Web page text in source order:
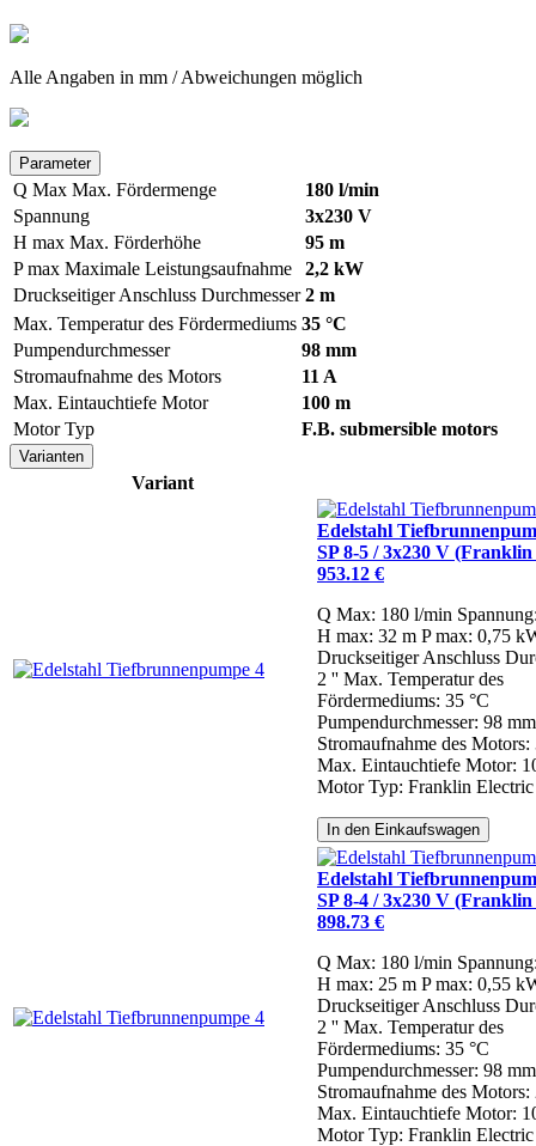
Alle Angaben in mm / Abweichungen möglich
Parameter
Q Max Max. Fördermenge
180 l/min
Spannung
3x230 V
H max Max. Förderhöhe
95 m
P max Maximale Leistungsaufnahme
2,2 kW
Druckseitiger Anschluss Durchmesser 2 m
Max. Temperatur des Fördermediums 35 °C
Pumpendurchmesser
98 mm
Stromaufnahme des Motors
11 A
Max. Eintauchtiefe Motor
100 m
Motor Typ
F.B. submersible motors
Varianten
Variant
Edelstahl
SP 8-5 / 3x230 V
953.12 €
Q Max: 180 l/min
H max: 32 m P max: 0,75
Druckseitiger Anschluss
2 '' Max. Temperatur des
Fördermediums: 35 °C
Pumpendurchmesser: 98 mm
Stromaufnahme des Motors:
Max. Eintauchtiefe Motor:
Motor Typ: Franklin Electric
In den Einkaufswagen
Edelstahl
SP 8-4 / 3x230 V
898.73 €
Q Max: 180 l/min
H max: 25 m P max: 0,55
Druckseitiger Anschluss
2 '' Max. Temperatur des
Fördermediums: 35 °C
Pumpendurchmesser: 98 mm
Stromaufnahme des Motors:
Max. Eintauchtiefe Motor:
Motor Typ: Franklin Electric